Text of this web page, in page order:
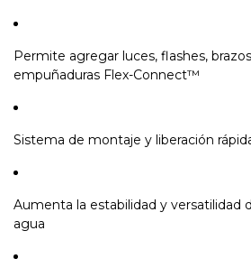
Permite agregar luces, flashes,
empuñaduras Flex-Connect™
Sistema de montaje y liberación
Aumenta la estabilidad y versatilidad
agua